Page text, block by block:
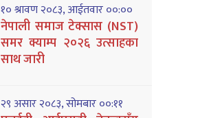
१० श्रावण २०८३, आईतवार ००:००
नेपाली समाज टेक्सास (NST)
समर क्याम्प २०२६ उत्साहका
साथ जारी
२९ असार २०८३, सोमबार ००:११